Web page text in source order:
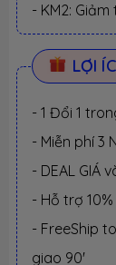
- KM2:
LỢI
- 1 Đổi 1
- Miễn phí 3
- DEAL GIÁ
- Hỗ trợ
- FreeShip
giao 90'